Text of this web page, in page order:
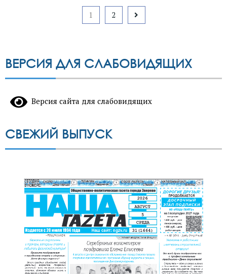
1 2
ВЕРСИЯ ДЛЯ СЛАБОВИДЯЩИХ
Версия сайта для слабовидящих
СВЕЖИЙ ВЫПУСК